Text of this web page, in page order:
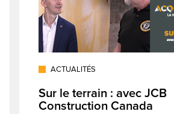
ACTUALITÉS
Sur le terrain : avec JCB
Construction Canada